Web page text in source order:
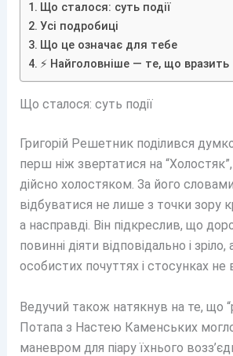
Що сталося: суть події
Усі подробиці
Що це означає для тебе
⚡ Найголовніше — те, що вразить
Що сталося: суть події
Григорій Решетник поділився
перш ніж звертатися на
дійсно холостяком. За його
відбуватися не лише з точки зору
а насправді. Він підкреслив, що
повинні діяти відповідально і
особистих почуттях і стосунках не
Ведучий також натякнув на те, що
Потапа з Настею Каменських
маневром для піару їхнього